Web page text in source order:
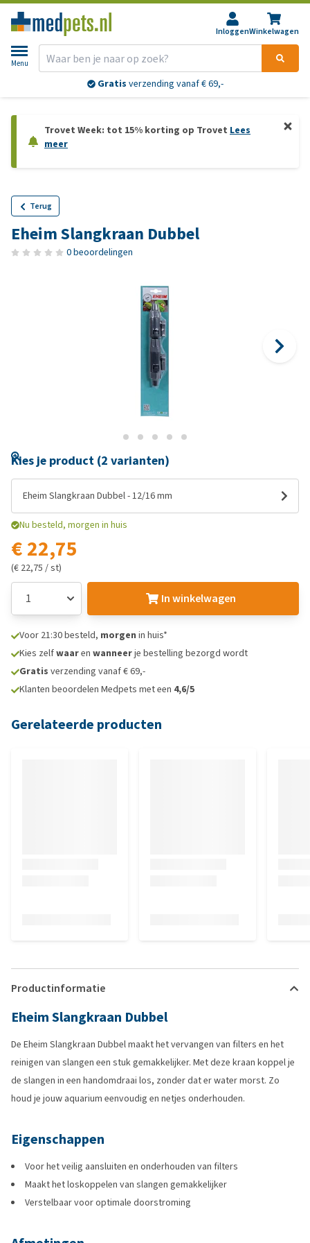
InloggenWinkelwagen
Menu
Gratis verzending vanaf € 69,-
Trovet Week: tot 15% korting op Trovet Lees
meer
Terug
Eheim Slangkraan Dubbel
0 beoordelingen
Kies je product (2 varianten)
Eheim Slangkraan Dubbel - 12/16 mm
Nu besteld, morgen in huis
€ 22,75
(€ 22,75 / st)
In winkelwagen
Voor 21:30 besteld, morgen in huis*
Kies zelfwaaren wanneerje bestelling bezorgd wordt
Gratis verzending vanaf € 69,-
Klanten beoordelen Medpets met een 4,6/5
Gerelateerde producten
Productinformatie
Eheim Slangkraan Dubbel
De Eheim Slangkraan Dubbel maakt het vervangen van filters en het
reinigen van slangen een stuk gemakkelijker. Met deze kraan koppel je
de slangen in een handomdraai los, zonder dat er water morst. Zo
houd je jouw aquarium eenvoudig en netjes onderhouden.
Eigenschappen
Voor het veilig aansluiten en onderhouden van filters
Maakt het loskoppelen van slangen gemakkelijker
Verstelbaar voor optimale doorstroming